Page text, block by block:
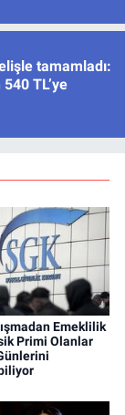
tamamladı:
TL’ye
Emeklilik
Primi Olanlar